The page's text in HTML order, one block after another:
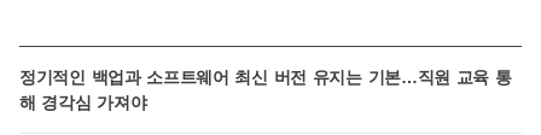
정기적인 백업과 소프트웨어 최신 버전 유지는 기본…직원 교육 통
해 경각심 가져야